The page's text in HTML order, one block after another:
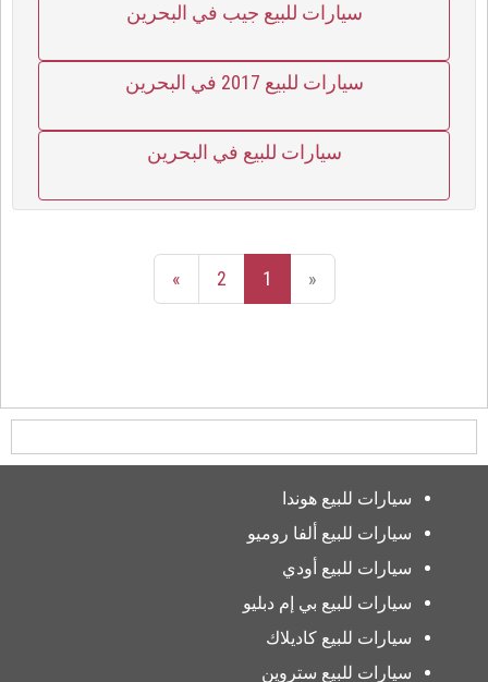
سيارات للبيع جيب في البحرين
سيارات للبيع 2017 في البحرين
سيارات للبيع في البحرين
«
1
2
»
سيارات للبيع هوندا
سيارات للبيع ألفا روميو
سيارات للبيع أودي
سيارات للبيع بي إم دبليو
سيارات للبيع كاديلاك
سيارات للبيع ستروين